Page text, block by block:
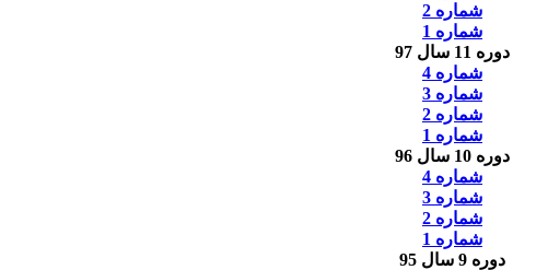
شماره 2
شماره 1
دوره 11 سال 97
شماره 4
شماره 3
شماره 2
شماره 1
دوره 10 سال 96
شماره 4
شماره 3
شماره 2
شماره 1
دوره 9 سال 95